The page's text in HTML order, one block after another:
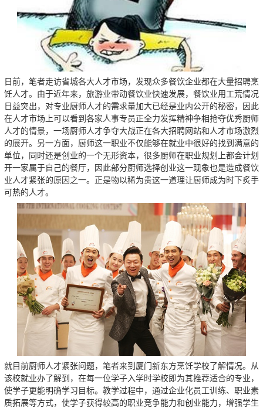
日前，笔者走访省城各大人才市场，发现众多餐饮企业都在大量招聘烹
饪人才。由于近年来，旅游业带动餐饮业快速发展，餐饮业用工荒情况
日益突出，对专业厨师人才的需求量加大已经是业内公开的秘密，因此
在人才市场上可以看到各家人事专员正全力发挥精神争相抢夺优秀厨师
人才的情景，一场厨师人才争夺大战正在各大招聘网站和人才市场激烈
的展开。另一方面，厨师这一职业不仅能够在就业中很好的找到满意的
单位，同时还是创业的一个无形资本，很多厨师在职业规划上都会计划
开一家属于自己的餐厅，因此部分厨师选择创业这一现象也是造成餐饮
业人才紧张的原因之一。正是物以稀为贵这一道理让厨师成为时下炙手
可热的人才。
就目前厨师人才紧张问题，笔者来到厦门新东方烹饪学校了解情况。从
该校就业办了解到，在每一位学子入学时学校即为其推荐适合的专业，
使学子更能明确学习目标。教学过程中，通过企业化员工训练、职业素
质拓展等方式，使学子获得较高的职业竞争能力和创业能力，增强学生